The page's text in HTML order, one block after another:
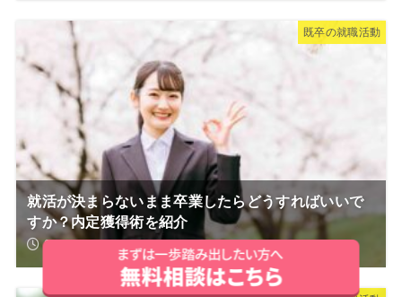
既卒の就職活動
就活が決まらないまま卒業したらどうすればいいで
すか？内定獲得術を紹介
2025.03.17